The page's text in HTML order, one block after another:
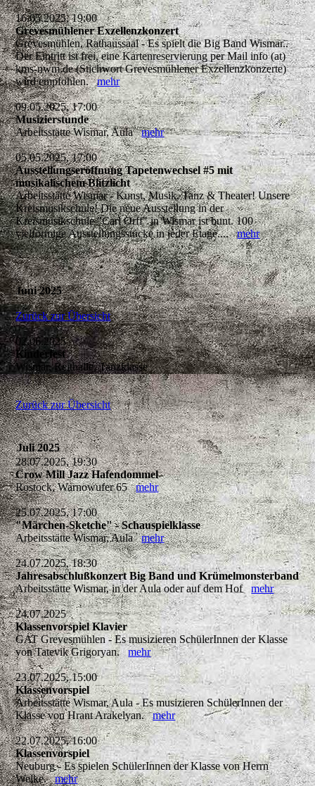
16.05.2025, 19:00
Grevesmühlener Exzellenzkonzert
Grevesmühlen, Rathaussaal - Es spielt die Big Band Wismar..
Der Eintritt ist frei, eine Kartenreservierung per Mail info (at)
kms-nwm.de (Stichwort Grevesmühlener Exzellenzkonzerte)
wird empfohlen.mehr
09.05.2025, 17:00
Musizierstunde
Arbeitsstätte Wismar, Aulamehr
05.05.2025, 17:00
Ausstellungseröffnung Tapetenwechsel #5 mit
musikalischem Blitzlicht
Arbeitsstätte Wismar - Kunst, Musik, Tanz & Theater! Unsere
Kreismusikschule! Die neue Ausstellung in der
Kreismusikschule "Carl Orff" in Wismar ist bunt. 100
vielförmige Ausstellungsstücke in jeder Etage....mehr
Juni 2025
Zurück zur Übersicht
02.06.2025
Kinderfest
Wismar, Reithalle, Tanzklasse
Zurück zur Übersicht
Juli 2025
28.07.2025, 19:30
Crow Mill Jazz Hafendommel
Rostock, Warnowufer 65mehr
25.07.2025, 17:00
"Märchen-Sketche" - Schauspielklasse
Arbeitsstätte Wismar, Aulamehr
24.07.2025, 18:30
Jahresabschlußkonzert Big Band und Krümelmonsterband
Arbeitsstätte Wismar, in der Aula oder auf dem Hofmehr
24.07.2025
Klassenvorspiel Klavier
GAT Grevesmühlen - Es musizieren SchülerInnen der Klasse
von Tatevik Grigoryan.mehr
23.07.2025, 15:00
Klassenvorspiel
Arbeitsstätte Wismar, Aula - Es musizieren SchülerInnen der
Klasse von Hrant Arakelyan.mehr
22.07.2025, 16:00
Klassenvorspiel
Neuburg - Es spielen SchülerInnen der Klasse von Herrn
Welke.mehr